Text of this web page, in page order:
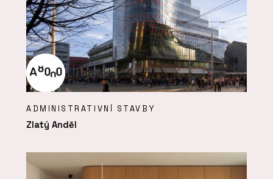
ADMINISTRATIVNÍ STAVBY
Zlatý Anděl